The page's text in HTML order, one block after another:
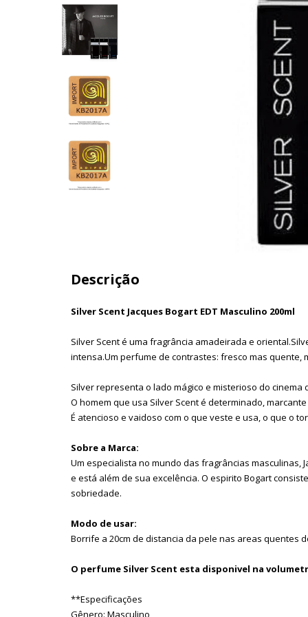
Descrição
Silver Scent Jacques Bogart EDT Masculino 200ml
Silver Scent é uma fragrância amadeirada e
intensa.Um perfume de contrastes: fresco mas quente,
Silver representa o lado mágico e misterioso do
O homem que usa Silver Scent é determinado,
É atencioso e vaidoso com o que veste e usa, o que o
Sobre a Marca:
Um especialista no mundo das fragrâncias masculinas,
e está além de sua excelência. O espirito Bogart
sobriedade.
Modo de usar:
Borrife a 20cm de distancia da pele nas areas quentes
O perfume Silver Scent esta disponivel na
**Especificações
Gênero: Masculino